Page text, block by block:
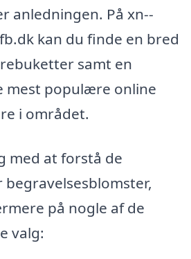
anledningen. På xn--
kan du finde en bred
samt en
mest populære online
i området.
med at forstå de
på nogle af de
valg: